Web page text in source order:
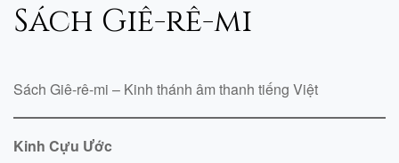
Sách Giê-rê-mi
Sách Giê-rê-mi – Kinh thánh âm thanh tiếng Việt
Kinh Cựu Ước